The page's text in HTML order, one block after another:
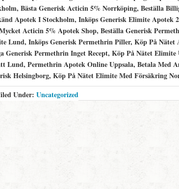
Bästa Generisk Acticin 5% Norrköping, Beställa
Apotek I Stockholm, Inköps Generisk Elimite Apotek
Acticin 5% Apotek Shop, Beställa Generisk
Lund, Inköps Generisk Permethrin Piller, Köp På
Generisk Permethrin Inget Recept, Köp På Nätet
Lund, Permethrin Apotek Online Uppsala, Betala Med
Helsingborg, Köp På Nätet Elimite Med Försäkring
Under: Uncategorized